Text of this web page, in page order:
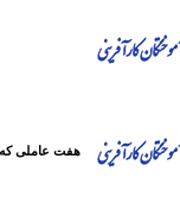
هفت عاملی